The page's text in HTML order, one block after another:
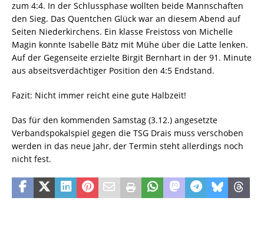
zum 4:4. In der Schlussphase wollten beide Mannschaften
den Sieg. Das Quentchen Glück war an diesem Abend auf
Seiten Niederkirchens. Ein klasse Freistoss von Michelle
Magin konnte Isabelle Bätz mit Mühe über die Latte lenken.
Auf der Gegenseite erzielte Birgit Bernhart in der 91. Minute
aus abseitsverdächtiger Position den 4:5 Endstand.
Fazit: Nicht immer reicht eine gute Halbzeit!
Das für den kommenden Samstag (3.12.) angesetzte
Verbandspokalspiel gegen die TSG Drais muss verschoben
werden in das neue Jahr, der Termin steht allerdings noch
nicht fest.